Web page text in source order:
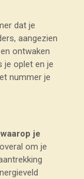
dat je
aangezien
ontwaken
je oplet en je
nummer je
je
om je